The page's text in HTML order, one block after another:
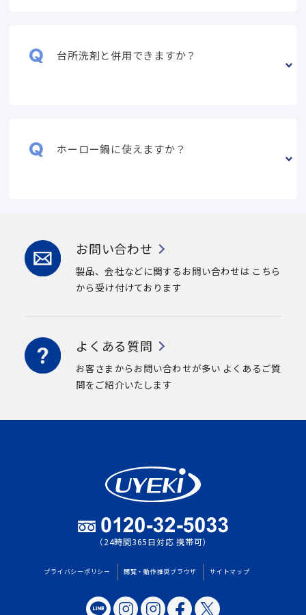
台所洗剤と併用できますか？
ホーロー鍋に使えますか？
お問い合わせ
製品、会社などに関するお問い合わせは こちら
から受け付けております
よくある質問
お客さまからお問い合わせが多い よくあるご質
問をご紹介いたします
（24時間365日対応 携帯可）
プライバシーポリシー 閲覧・動作推奨ブラウザ サイトマップ